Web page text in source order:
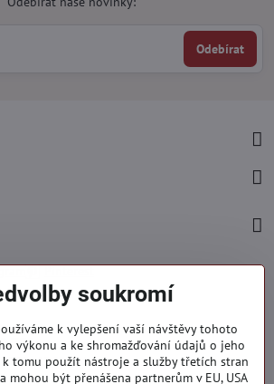
Odebírat
Pinterest
751
- 15:00 hod.
soukromí
k vylepšení vaší návštěvy tohoto
výkonu a ke shromažďování údajů o jeho
k tomu použít nástroje a služby třetích stran
mohou být přenášena partnerům v EU, USA